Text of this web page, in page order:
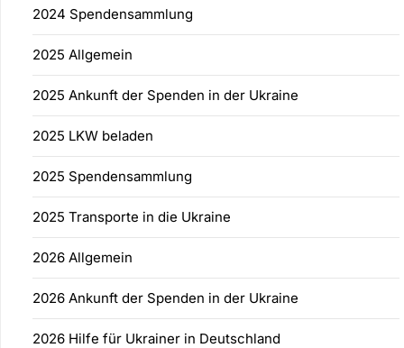
2024 Spendensammlung
2025 Allgemein
2025 Ankunft der Spenden in der Ukraine
2025 LKW beladen
2025 Spendensammlung
2025 Transporte in die Ukraine
2026 Allgemein
2026 Ankunft der Spenden in der Ukraine
2026 Hilfe für Ukrainer in Deutschland